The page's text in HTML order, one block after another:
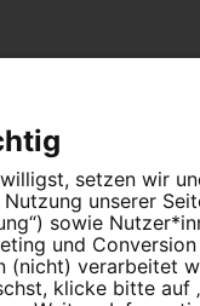
Menschen an.
setzen wir
unserer
sowie
und
verarbeitet
klicke bitte